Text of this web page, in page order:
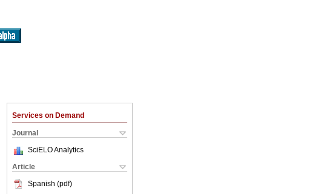
Services on Demand
Journal
SciELO Analytics
Article
Spanish (pdf)